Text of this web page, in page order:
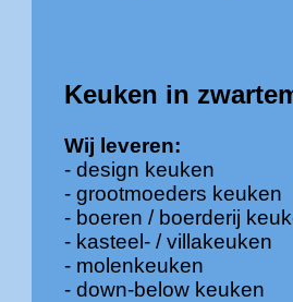
Keuken in
Wij leveren:
- design keuken
- grootmoeders keuken
- boeren / boerderij
- kasteel- / villakeuken
- molenkeuken
- down-below keuken